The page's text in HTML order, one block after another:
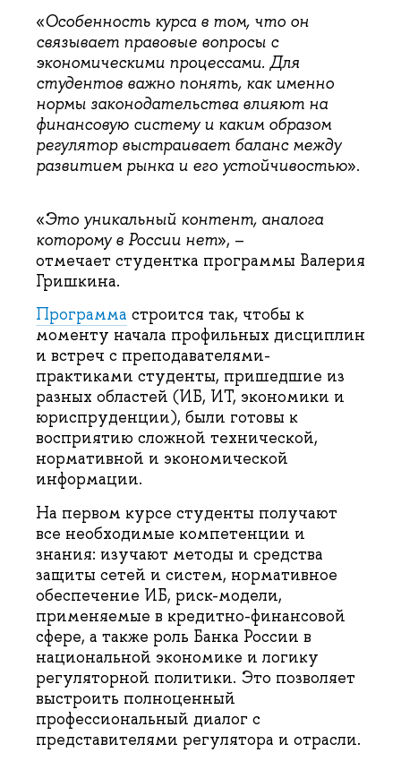
«Особенность курса в том, что он
связывает правовые вопросы с
экономическими процессами. Для
студентов важно понять, как именно
нормы законодательства влияют на
финансовую систему и каким образом
регулятор выстраивает баланс между
развитием рынка и его устойчивостью».
«Это уникальный контент, аналога
которому в России нет», –
отмечает студентка программы Валерия
Гришкина.
Программа строится так, чтобы к
моменту начала профильных дисциплин
и встреч с преподавателями-
практиками студенты, пришедшие из
разных областей (ИБ, ИТ, экономики и
юриспруденции), были готовы к
восприятию сложной технической,
нормативной и экономической
информации.
На первом курсе студенты получают
все необходимые компетенции и
знания: изучают методы и средства
защиты сетей и систем, нормативное
обеспечение ИБ, риск-модели,
применяемые в кредитно-финансовой
сфере, а также роль Банка России в
национальной экономике и логику
регуляторной политики. Это позволяет
выстроить полноценный
профессиональный диалог с
представителями регулятора и отрасли.